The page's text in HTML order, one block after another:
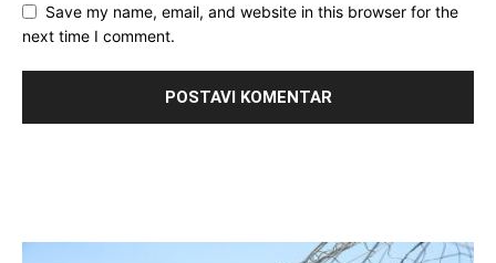
Save my name, email, and website in this browser for the
next time I comment.